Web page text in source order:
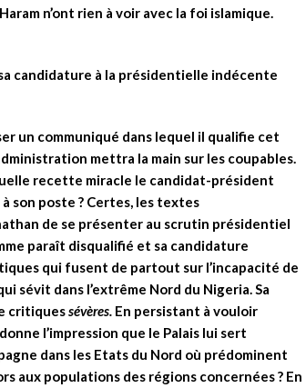
n’ont rien à voir avec la foi islamique.
candidature à la présidentielle indécente
un communiqué dans lequel il qualifie cet
mettra la main sur les coupables.
recette miracle le candidat-président
son poste ? Certes, les textes
de se présenter au scrutin présidentiel
paraît disqualifié et sa candidature
qui fusent de partout sur l’incapacité de
sévit dans l’extrême Nord du Nigeria. Sa
critiquessévères. En persistant à vouloir
l’impression que le Palais lui sert
dans les Etats du Nord où prédominent
aux populations des régions concernées ? En